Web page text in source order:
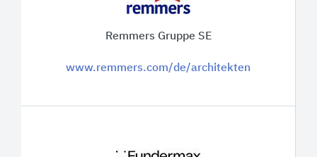
Remmers Gruppe SE
www.remmers.com/de/architekten